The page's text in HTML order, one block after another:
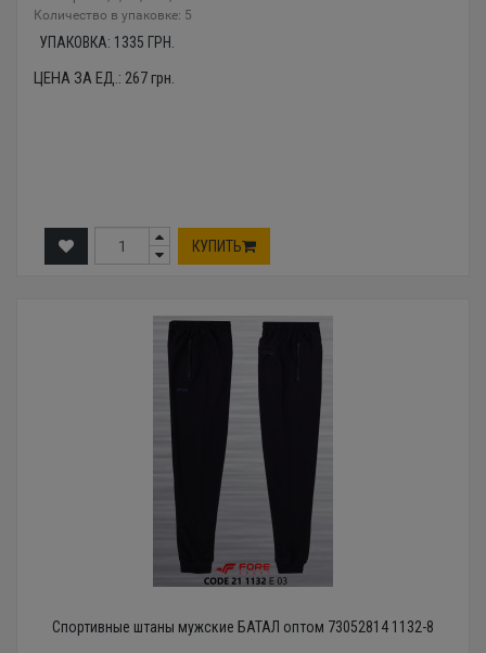
Количество в упаковке: 5
УПАКОВКА: 1335 ГРН.
ЦЕНА ЗА ЕД.: 267грн.
КУПИТЬ
Спортивные штаны мужские БАТАЛ оптом 73052814 1132-8